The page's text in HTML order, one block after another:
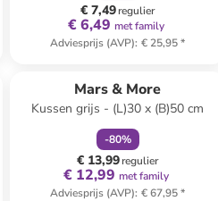
€ 7,49regulier
€ 6,49 met family
Adviesprijs (AVP): € 25,95*
Mars & More
Kussen grijs - (L)30 x (B)50 cm
-80%
€ 13,99regulier
€ 12,99 met family
Adviesprijs (AVP): € 67,95*